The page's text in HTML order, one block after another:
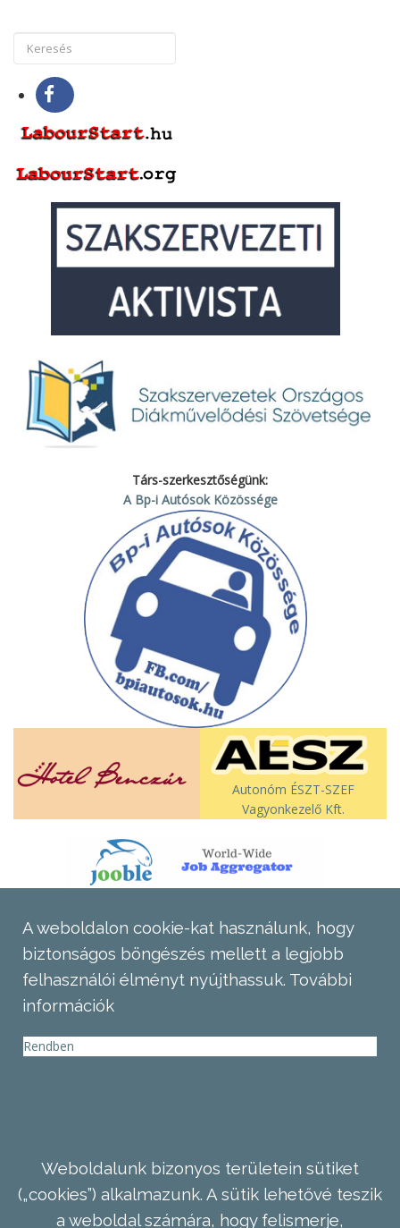
Társ-szerkesztőségünk:
A Bp-i Autósok Közössége
Autonóm ÉSZT-SZEF
Vagyonkezelő Kft.
A weboldalon cookie-kat használunk, hogy
biztonságos böngészés mellett a legjobb
felhasználói élményt nyújthassuk. További
információk
Rendben
Weboldalunk bizonyos területein sütiket
(„cookies”) alkalmazunk. A sütik lehetővé teszik
a weboldal számára, hogy felismerje,